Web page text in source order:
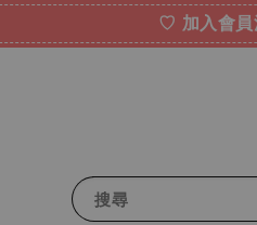
♡ 加入會員
搜尋